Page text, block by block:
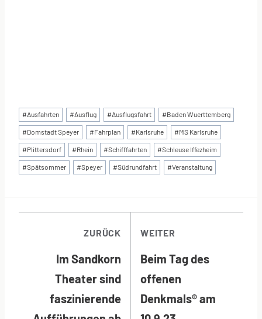
Schlagworte:
#Ausfahrten #Ausflug #Ausflugsfahrt #Baden Wuerttemberg
#Domstadt Speyer #Fahrplan #Karlsruhe #MS Karlsruhe
#Plittersdorf #Rhein #Schifffahrten #Schleuse Iffezheim
#Spätsommer #Speyer #Südrundfahrt #Veranstaltung
ZURÜCK
Im Sandkorn
Theater sind
faszinierende
WEITER
Beim Tag des
offenen
Denkmals® am